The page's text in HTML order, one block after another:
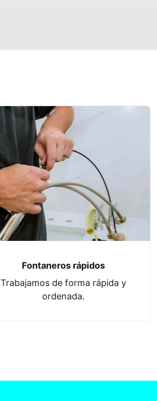
Fontaneros rápidos
Trabajamos de forma rápida y
ordenada.